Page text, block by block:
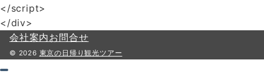
</script>
</div>
会社案内お問合せ
© 2026 東京の日帰り観光ツアー